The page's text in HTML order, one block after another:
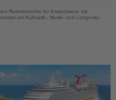
Ruhebereiche für Erwachsene mit
um Kulinarik-, Musik- und Longevity-